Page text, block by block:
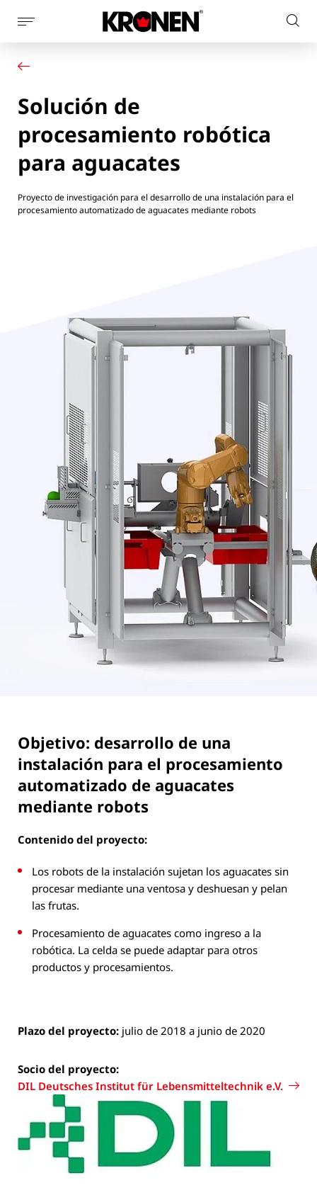
Mostrar
la
navegación
de
página
Nuestras soluciones
Noticias
Empresa
Contacto
Solución de
procesamiento robótica
para aguacates
Proyecto de investigación para el desarrollo de una instalación para el
procesamiento automatizado de aguacates mediante robots
Objetivo: desarrollo de una
instalación para el procesamiento
automatizado de aguacates
mediante robots
Contenido del proyecto:
Los robots de la instalación sujetan los aguacates sin
procesar mediante una ventosa y deshuesan y pelan
las frutas.
Procesamiento de aguacates como ingreso a la
robótica. La celda se puede adaptar para otros
productos y procesamientos.
Plazo del proyecto: julio de 2018 a junio de 2020
Socio del proyecto:
DIL Deutsches Institut für Lebensmitteltechnik e.V.